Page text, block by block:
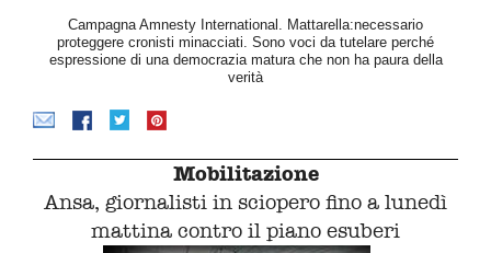
Campagna Amnesty International. Mattarella:necessario
proteggere cronisti minacciati. Sono voci da tutelare perché
espressione di una democrazia matura che non ha paura della
verità
Mobilitazione
Ansa, giornalisti in sciopero fino a lunedì
mattina contro il piano esuberi